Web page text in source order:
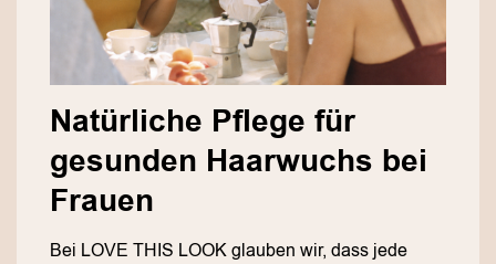
Natürliche Pflege für
gesunden Haarwuchs bei
Frauen
Bei LOVE THIS LOOK glauben wir, dass jede